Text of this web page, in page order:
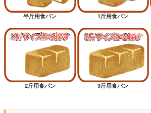
半斤用食パン 1斤用食パン
2斤用食パン 3斤用食パン